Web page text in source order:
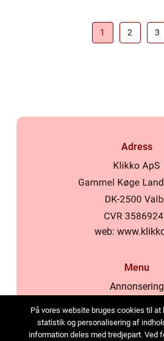
1 2 3
Adress
web:
Menu
Annonsering
Cookies
Kontakta
På vores website bruges cookies til at
statistik og personalisering af
information deles med tredjepart. Ved